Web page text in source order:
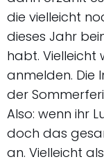
die vielleicht
dieses Jahr
habt. Vielleicht
anmelden. Die
der
Also: wenn ihr
doch das
an. Vielleicht